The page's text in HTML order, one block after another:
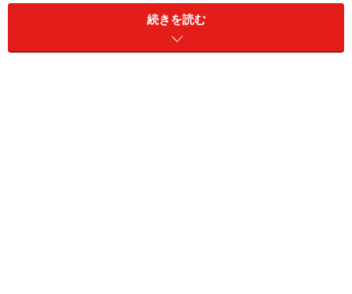
年金生活者支援給付金制度とは？
続きを読む